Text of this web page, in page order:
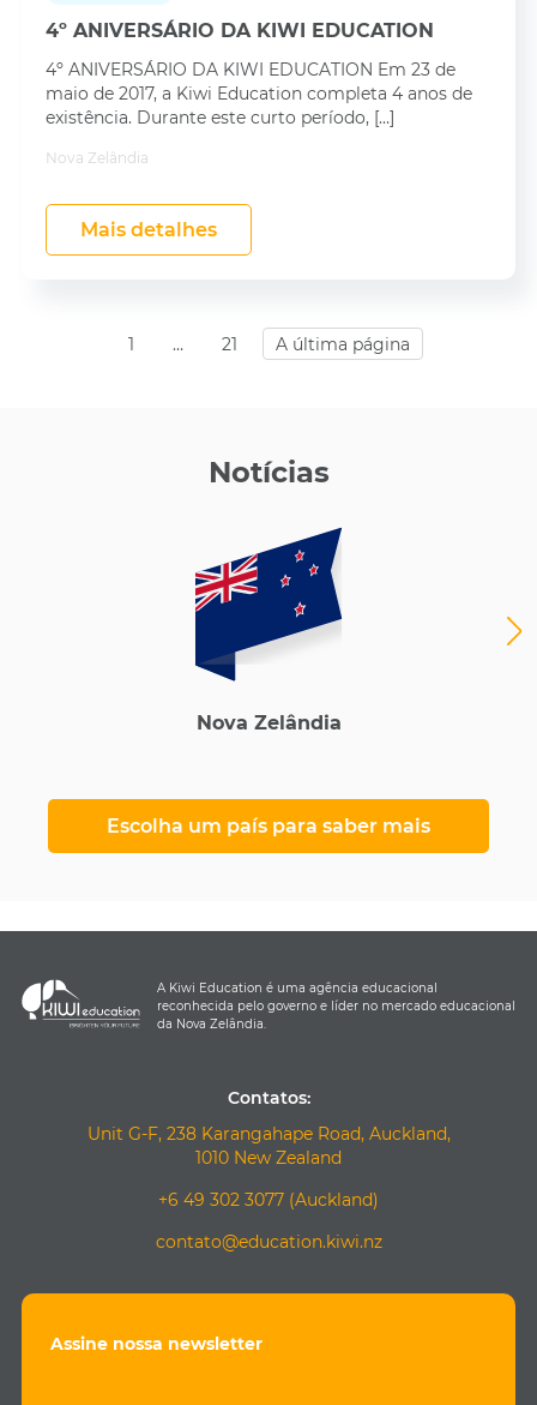
4º ANIVERSÁRIO DA KIWI EDUCATION
4º ANIVERSÁRIO DA KIWI EDUCATION Em 23 de
maio de 2017, a Kiwi Education completa 4 anos de
existência. Durante este curto período, […]
Nova Zelândia
Mais detalhes
1 … 21 A última página
Notícias
Nova Zelândia
Escolha um país para saber mais
A Kiwi Education é uma agência educacional
reconhecida pelo governo e líder no mercado educacional
da Nova Zelândia.
Contatos:
Unit G-F, 238 Karangahape Road, Auckland,
1010 New Zealand
+6 49 302 3077 (Auckland)
contato@education.kiwi.nz
Assine nossa newsletter